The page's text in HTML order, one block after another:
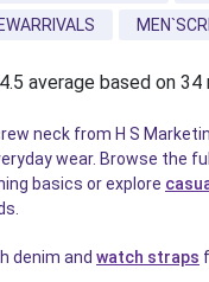
4.5 average based on 34
neck from H S
wear. Browse the full
basics or explore
denim and watch straps